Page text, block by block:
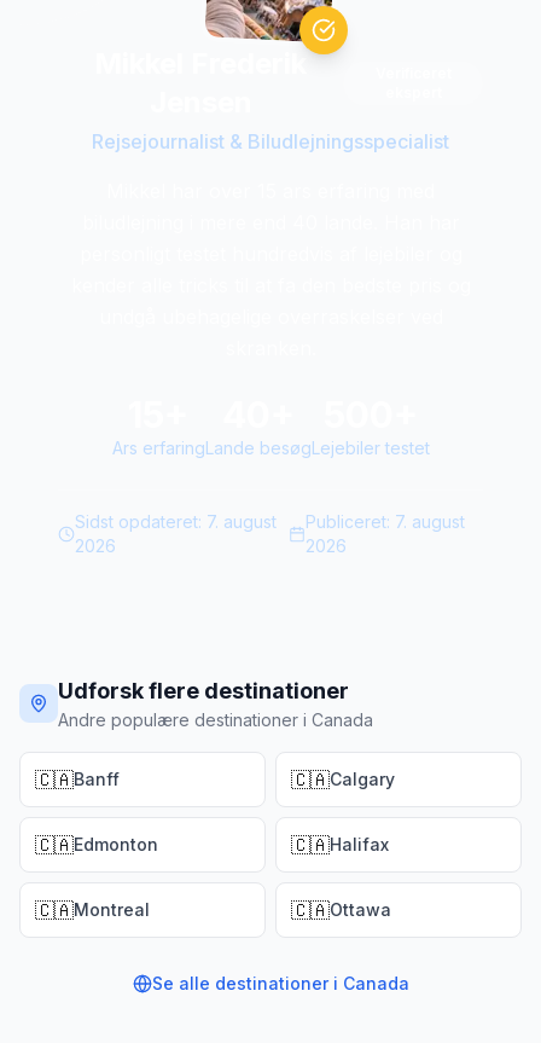
Rejsejournalist & Biludlejningsspecialist
Ars erfaringLande besøgLejebiler testet
Sidst opdateret: 7. august
2026
Publiceret: 7. august
2026
Udforsk flere destinationer
Andre populære destinationer i Canada
🇨🇦Banff 🇨🇦Calgary
🇨🇦Edmonton 🇨🇦Halifax
🇨🇦Montreal 🇨🇦Ottawa
Se alle destinationer i Canada